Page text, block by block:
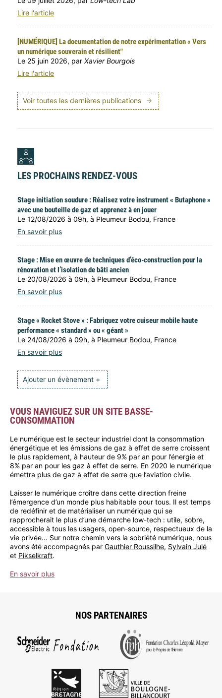
Lire l'article
[NUMÉRIQUE] La documentation de notre expérimentation « Vers
un numérique souverain et résilient"
Le 25 juin 2026, par Xavier Bourgois
Lire l'article
Voir toutes les dernières publications
LES PROCHAINS RENDEZ-VOUS
Stage initiation soudure : Réalisez votre instrument « Butaphone »
avec une bouteille de gaz et apprenez à en jouer
Le 12/08/2026 à 09h, à Pleumeur Bodou, France
En savoir plus
Stage : Mise en œuvre de techniques d’éco-construction pour la
rénovation et l’isolation de bâti ancien
Le 20/08/2026 à 09h, à Pleumeur Bodou, France
En savoir plus
Stage « Rocket Stove » : Fabriquez votre cuiseur mobile haute
performance « standard » ou « géant »
Le 24/08/2026 à 09h, à Pleumeur Bodou, France
En savoir plus
Ajouter un évènement +
VOUS NAVIGUEZ SUR UN SITE BASSE-
CONSOMMATION
Le numérique est le secteur industriel dont la consommation
énergétique et les émissions de gaz à effet de serre croissent
le plus rapidement, à hauteur de 9% par an pour l’énergie et
8% par an pour les gaz à effet de serre. En 2020 le numérique
émettra plus de gaz à effet de serre que l’aviation civile.
Laisser le numérique croître dans cette direction freine
l’émergence d’un monde plus habitable pour tous. Il est temps
de redéfinir et de matérialiser un numérique qui se
rapprocherait le plus d’une démarche low-tech : utile, sobre,
accessible à tous les usagers, open-source, respectueux de la
vie privée… Sur notre chemin vers la sobriété numérique, nous
avons été accompagnés par Gauthier Roussilhe, Sylvain Julé
et Pikselkraft.
En savoir plus
NOS PARTENAIRES